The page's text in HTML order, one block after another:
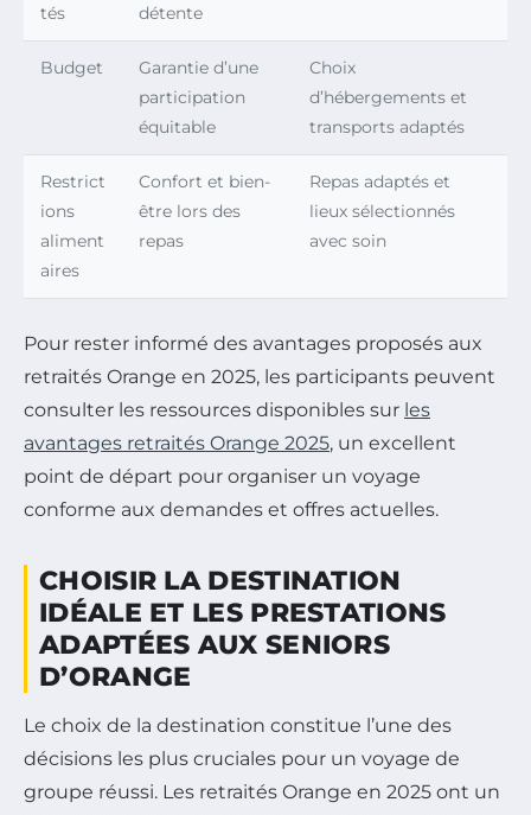
tés
détente
Budget
Garantie d’une
participation
équitable
Choix
d’hébergements et
transports adaptés
Restrict
ions
aliment
aires
Confort et bien-
être lors des
repas
Repas adaptés et
lieux sélectionnés
avec soin
Pour rester informé des avantages proposés aux
retraités Orange en 2025, les participants peuvent
consulter les ressources disponibles sur les
avantages retraités Orange 2025, un excellent
point de départ pour organiser un voyage
conforme aux demandes et offres actuelles.
CHOISIR LA DESTINATION
IDÉALE ET LES PRESTATIONS
ADAPTÉES AUX SENIORS
D’ORANGE
Le choix de la destination constitue l’une des
décisions les plus cruciales pour un voyage de
groupe réussi. Les retraités Orange en 2025 ont un